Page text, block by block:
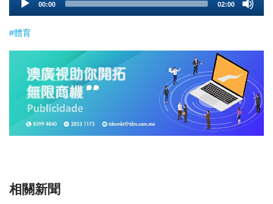
Player
00:00 02:00
#體育
相關新聞